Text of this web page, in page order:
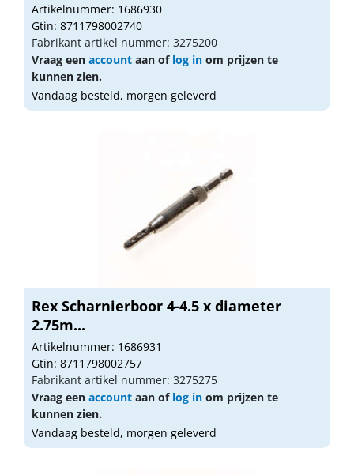
Artikelnummer: 1686930
Gtin: 8711798002740
Fabrikant artikel nummer: 3275200
Vraag een account aan of log in om prijzen te
kunnen zien.
Vandaag besteld, morgen geleverd
Rex Scharnierboor 4-4.5 x diameter
2.75m...
Artikelnummer: 1686931
Gtin: 8711798002757
Fabrikant artikel nummer: 3275275
Vraag een account aan of log in om prijzen te
kunnen zien.
Vandaag besteld, morgen geleverd